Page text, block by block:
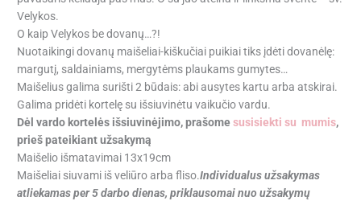
Velykos.
O kaip Velykos be dovanų…?!
Nuotaikingi dovanų maišeliai-kiškučiai puikiai tiks įdėti dovanėlę:
margutį, saldainiams, mergytėms plaukams gumytes…
Maišelius galima surišti 2 būdais: abi ausytes kartu arba atskirai.
Galima pridėti kortelę su išsiuvinėtu vaikučio vardu.
Dėl vardo kortelės išsiuvinėjimo, prašomesusisiekti su mumis,
prieš pateikiant užsakymą
Maišelio išmatavimai 13x19cm
Maišeliai siuvami iš veliūro arba fliso.Individualus užsakymas
atliekamas per 5 darbo dienas, priklausomai nuo užsakymų